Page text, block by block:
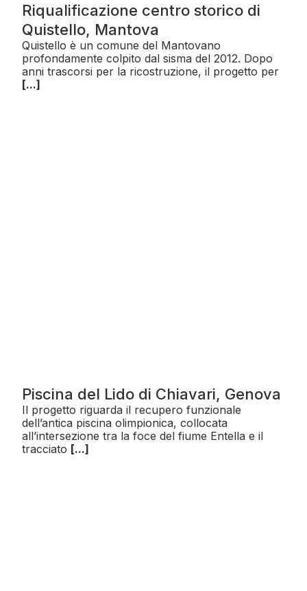
Riqualificazione centro storico di
Quistello, Mantova
Quistello è un comune del Mantovano
profondamente colpito dal sisma del 2012. Dopo
anni trascorsi per la ricostruzione, il progetto per
[...]
Piscina del Lido di Chiavari, Genova
Il progetto riguarda il recupero funzionale
dell’antica piscina olimpionica, collocata
all’intersezione tra la foce del fiume Entella e il
tracciato [...]